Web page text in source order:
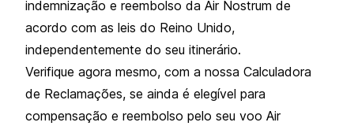
indemnização e reembolso da Air Nostrum de
acordo com as leis do Reino Unido,
independentemente do seu itinerário.
Verifique agora mesmo, com a nossa Calculadora
de Reclamações, se ainda é elegível para
compensação e reembolso pelo seu voo Air